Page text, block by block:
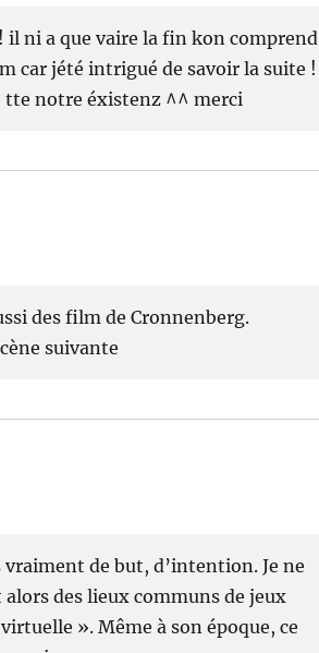
il ni a que vaire la fin kon comprend
car jété intrigué de savoir la suite !
tte notre éxistenz ^^ merci
des film de Cronnenberg.
suivante
de but, d’intention. Je ne
des lieux communs de jeux
». Même à son époque, ce